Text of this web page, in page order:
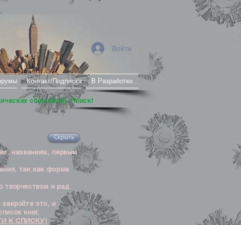
Контакт/Подписка В Разработке...
Войти
сборников). Поиск!
Скрыть
названиям, первым
так как форма
творчеством и рад
это, и
книг,
К СПИСКУ]